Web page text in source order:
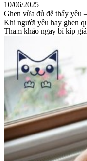
10/06/2025
Ghen vừa đủ để thấy yêu
Khi người yêu hay ghen
Tham khảo ngay bí kíp